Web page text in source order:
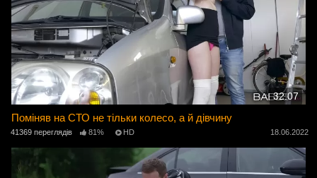
32:07
Поміняв на СТО не тільки колесо, а й дівчину
41369 переглядів 81% HD 18.06.2022